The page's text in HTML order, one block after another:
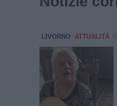
LIVORNO ATTUALITÀ